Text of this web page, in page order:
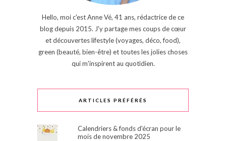
Hello, moi c'est Anne Vé, 41 ans, rédactrice de ce
blog depuis 2015. J'y partage mes coups de cœur
et découvertes lifestyle (voyages, déco, food),
green (beauté, bien-être) et toutes les jolies choses
qui m'inspirent au quotidien.
ARTICLES PRÉFÉRÉS
Calendriers & fonds d'écran pour le
mois de novembre 2025